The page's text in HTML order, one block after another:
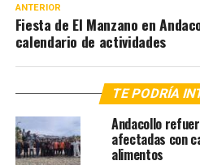
ANTERIOR
Fiesta de El Manzano en
calendario de actividades
TE PODRÍA
Andacollo
afectadas con
alimentos